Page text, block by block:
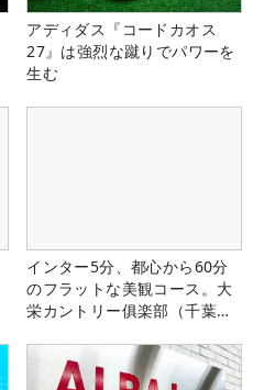
アディダス『コードカオス
27』は強烈な蹴りでパワーを
生む
インター5分、都心から60分
のフラットな美観コース。大
栄カントリー俱楽部（千葉